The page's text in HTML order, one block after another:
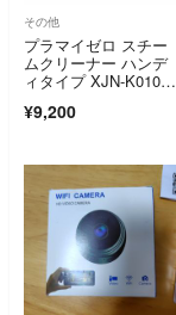
その他
プラマイゼロ スチー
ムクリーナー ハンデ
ィタイプ XJN-K010(T
¥9,200